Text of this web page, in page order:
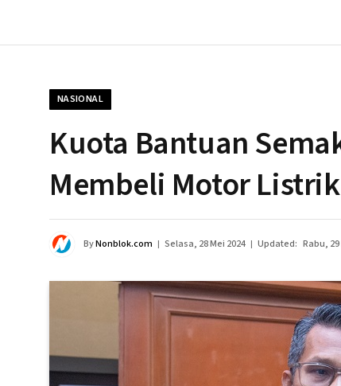
NASIONAL
Kuota Bantuan
Membeli Motor Listrik
ByNonblok.com Selasa, 28 Mei 2024 Updated: Rabu,